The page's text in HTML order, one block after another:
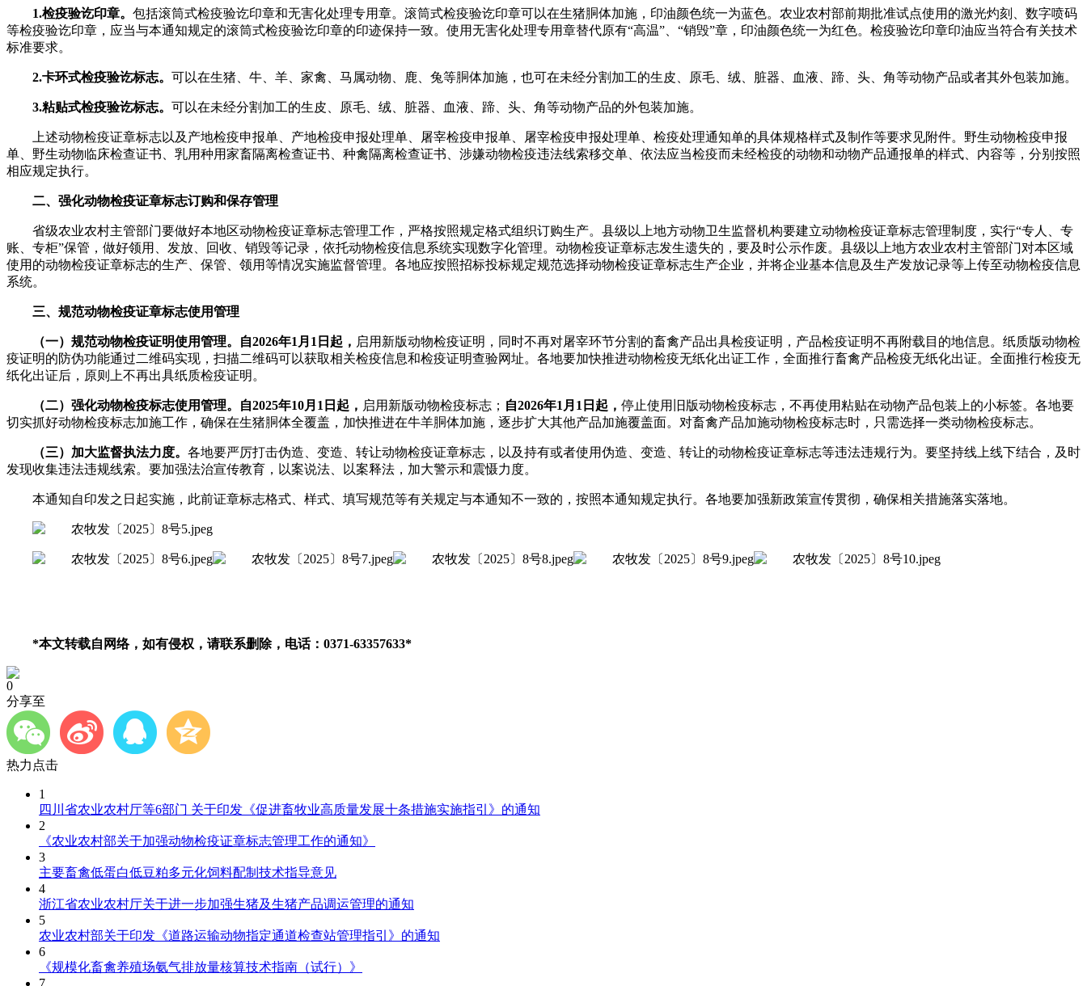
1.检疫验讫印章。 包括滚筒式检疫验讫印章和无害化处理专用章。滚筒式检疫验讫印章可以在生猪胴体加施，印油颜色统一为蓝色。农业农村部前期批准试点使用的激光灼刻、数字喷码
等检疫验讫印章，应当与本通知规定的滚筒式检疫验讫印章的印迹保持一致。使用无害化处理专用章替代原有“高温”、“销毁”章，印油颜色统一为红色。检疫验讫印章印油应当符合有关技术
标准要求。
2.卡环式检疫验讫标志。 可以在生猪、牛、羊、家禽、马属动物、鹿、兔等胴体加施，也可在未经分割加工的生皮、原毛、绒、脏器、血液、蹄、头、角等动物产品或者其外包装加施。
3.粘贴式检疫验讫标志。 可以在未经分割加工的生皮、原毛、绒、脏器、血液、蹄、头、角等动物产品的外包装加施。
上述动物检疫证章标志以及产地检疫申报单、产地检疫申报处理单、屠宰检疫申报单、屠宰检疫申报处理单、检疫处理通知单的具体规格样式及制作等要求见附件。野生动物检疫申报
单、野生动物临床检查证书、乳用种用家畜隔离检查证书、种禽隔离检查证书、涉嫌动物检疫违法线索移交单、依法应当检疫而未经检疫的动物和动物产品通报单的样式、内容等，分别按照
相应规定执行。
二、强化动物检疫证章标志订购和保存管理
省级农业农村主管部门要做好本地区动物检疫证章标志管理工作，严格按照规定格式组织订购生产。县级以上地方动物卫生监督机构要建立动物检疫证章标志管理制度，实行“专人、专
账、专柜”保管，做好领用、发放、回收、销毁等记录，依托动物检疫信息系统实现数字化管理。动物检疫证章标志发生遗失的，要及时公示作废。县级以上地方农业农村主管部门对本区域
使用的动物检疫证章标志的生产、保管、领用等情况实施监督管理。各地应按照招标投标规定规范选择动物检疫证章标志生产企业，并将企业基本信息及生产发放记录等上传至动物检疫信息
系统。
三、规范动物检疫证章标志使用管理
（一）规范动物检疫证明使用管理。 自2026年1月1日起， 启用新版动物检疫证明，同时不再对屠宰环节分割的畜禽产品出具检疫证明，产品检疫证明不再附载目的地信息。纸质版动物检
疫证明的防伪功能通过二维码实现，扫描二维码可以获取相关检疫信息和检疫证明查验网址。各地要加快推进动物检疫无纸化出证工作，全面推行畜禽产品检疫无纸化出证。全面推行检疫无
纸化出证后，原则上不再出具纸质检疫证明。
（二）强化动物检疫标志使用管理。 自2025年10月1日起， 启用新版动物检疫标志； 自2026年1月1日起， 停止使用旧版动物检疫标志，不再使用粘贴在动物产品包装上的小标签。各地要
切实抓好动物检疫标志加施工作，确保在生猪胴体全覆盖，加快推进在牛羊胴体加施，逐步扩大其他产品加施覆盖面。对畜禽产品加施动物检疫标志时，只需选择一类动物检疫标志。
（三）加大监督执法力度。 各地要严厉打击伪造、变造、转让动物检疫证章标志，以及持有或者使用伪造、变造、转让的动物检疫证章标志等违法违规行为。要坚持线上线下结合，及时
发现收集违法违规线索。要加强法治宣传教育，以案说法、以案释法，加大警示和震慑力度。
本通知自印发之日起实施，此前证章标志格式、样式、填写规范等有关规定与本通知不一致的，按照本通知规定执行。各地要加强新政策宣传贯彻，确保相关措施落实落地。
*本文转载自网络，如有侵权，请联系删除，电话：0371-63357633*
0
分享至
热力点击
1
四川省农业农村厅等6部门 关于印发《促进畜牧业高质量发展十条措施实施指引》的通知
2
《农业农村部关于加强动物检疫证章标志管理工作的通知》
3
主要畜禽低蛋白低豆粕多元化饲料配制技术指导意见
4
浙江省农业农村厅关于进一步加强生猪及生猪产品调运管理的通知
5
农业农村部关于印发《道路运输动物指定通道检查站管理指引》的通知
6
《规模化畜禽养殖场氨气排放量核算技术指南（试行）》
7